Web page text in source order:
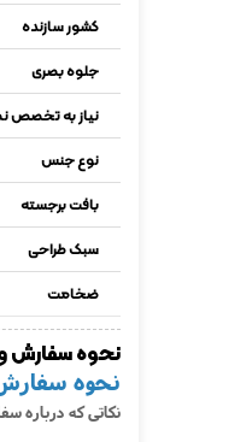
کشور سازنده
جلوه بصری
نیاز به تخصص
نوع جنس
بافت برجسته
سبک طراحی
ضخامت
نحوه سفارش
نحوه
نکاتی که درباره